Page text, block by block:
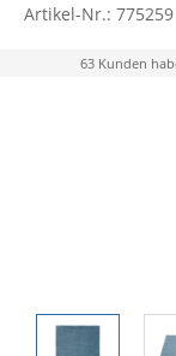
Artikel-Nr.: 775259
63 Kunden